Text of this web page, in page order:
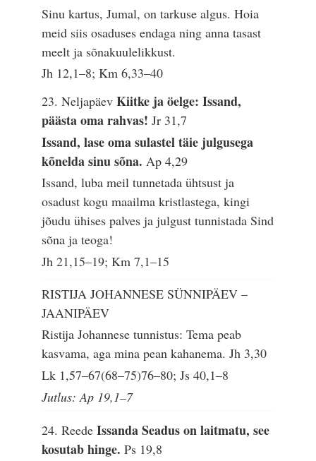
Sinu kartus, Jumal, on tarkuse algus. Hoia
meid siis osaduses endaga ning anna tasast
meelt ja sõnakuulelikkust.
Jh 12,1–8; Km 6,33–40
23. NeljapäevKiitke ja öelge: Issand,
päästa oma rahvas!Jr 31,7
Issand, lase oma sulastel täie julgusega
kõnelda sinu sõna.Ap 4,29
Issand, luba meil tunnetada ühtsust ja
osadust kogu maailma kristlastega, kingi
jõudu ühises palves ja julgust tunnistada Sind
sõna ja teoga!
Jh 21,15–19; Km 7,1–15
RISTIJA JOHANNESE SÜNNIPÄEV –
JAANIPÄEV
Ristija Johannese tunnistus: Tema peab
kasvama, aga mina pean kahanema.Jh 3,30
Lk 1,57–67(68–75)76–80; Js 40,1–8
Jutlus: Ap 19,1–7
24. ReedeIssanda Seadus on laitmatu, see
kosutab hinge.Ps 19,8